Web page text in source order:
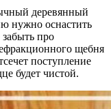
деревянный
нужно оснастить
про
щебня
поступление
будет чистой.